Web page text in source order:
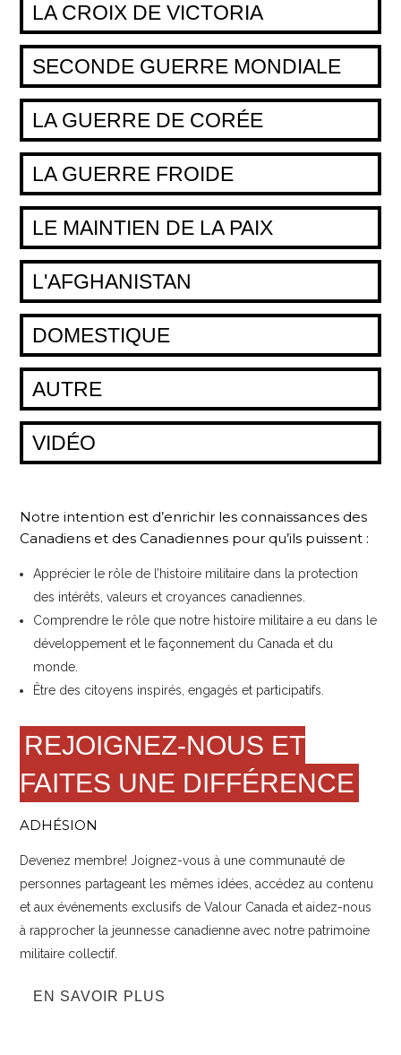
LA CROIX DE VICTORIA
SECONDE GUERRE MONDIALE
LA GUERRE DE CORÉE
LA GUERRE FROIDE
LE MAINTIEN DE LA PAIX
L'AFGHANISTAN
DOMESTIQUE
AUTRE
VIDÉO
Notre intention est d’enrichir les connaissances des
Canadiens et des Canadiennes pour qu’ils puissent :
Apprécier le rôle de l’histoire militaire dans la protection
des intérêts, valeurs et croyances canadiennes.
Comprendre le rôle que notre histoire militaire a eu dans le
développement et le façonnement du Canada et du
monde.
Être des citoyens inspirés, engagés et participatifs.
REJOIGNEZ-NOUS ET
FAITES UNE DIFFÉRENCE
ADHÉSION
Devenez membre! Joignez-vous à une communauté de
personnes partageant les mêmes idées, accédez au contenu
et aux événements exclusifs de Valour Canada et aidez-nous
à rapprocher la jeunnesse canadienne avec notre patrimoine
militaire collectif.
EN SAVOIR PLUS